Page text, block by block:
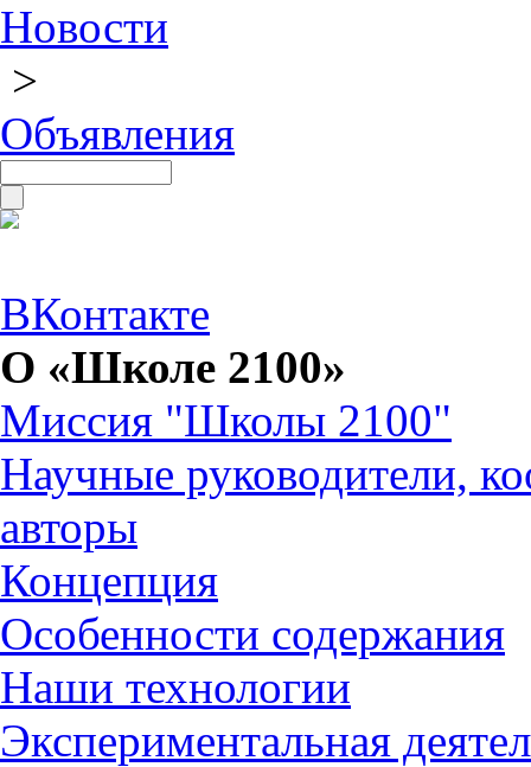
Новости
>
Объявления
ВКонтакте
О «Школе 2100»
Миссия "Школы 2100"
Научные руководители,
авторы
Концепция
Особенности содержания
Наши технологии
Экспериментальная